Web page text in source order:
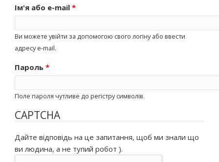
Ім'я або e-mail *
Ви можете увійти за допомогою свого логіну або ввести
адресу e-mail.
Пароль *
Поле пароля чутливе до регістру символів.
CAPTCHA
Дайте відповідь на це запитання, щоб ми знали що
ви людина, а не тупий робот ).